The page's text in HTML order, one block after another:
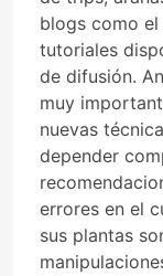
blogs como
tutoriales
de difusión.
muy
nuevas
depender
errores en el
sus plantas